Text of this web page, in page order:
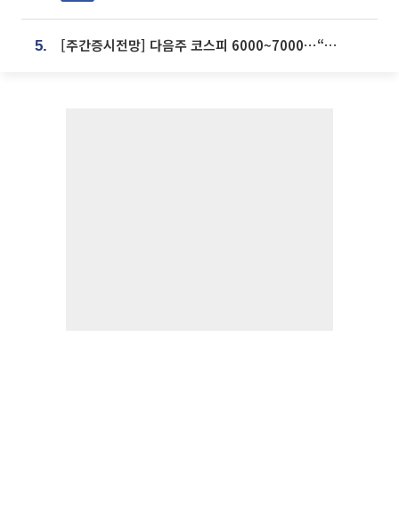
5. [주간증시전망] 다음주 코스피 6000~7000⋯“外人 수급은 정책이 변수”